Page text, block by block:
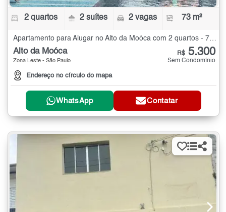
2 quartos 2 suítes 2 vagas 73 m²
Apartamento para Alugar no Alto da Moóca com 2 quartos - 73 m²
Alto da Moóca
Zona Leste - São Paulo
Endereço no círculo do mapa
R$ 5.300
Sem Condomínio
WhatsApp Contatar